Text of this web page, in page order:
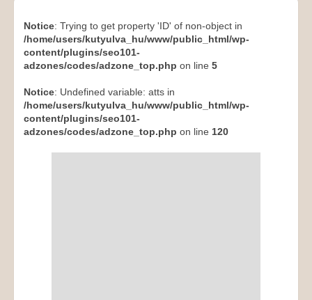
Notice: Trying to get property 'ID' of non-object in
/home/users/kutyulva_hu/www/public_html/wp-
content/plugins/seo101-
adzones/codes/adzone_top.php on line 5
Notice: Undefined variable: atts in
/home/users/kutyulva_hu/www/public_html/wp-
content/plugins/seo101-
adzones/codes/adzone_top.php on line 120